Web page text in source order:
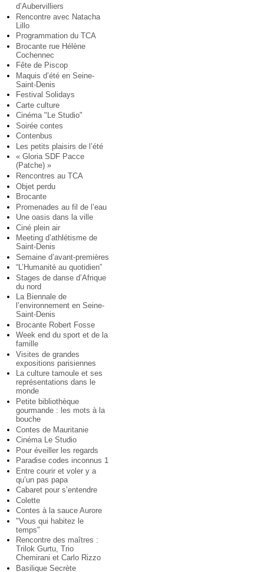
d’Aubervilliers
Rencontre avec Natacha
Lillo
Programmation du TCA
Brocante rue Hélène
Cochennec
Fête de Piscop
Maquis d’été en Seine-
Saint-Denis
Festival Solidays
Carte culture
Cinéma "Le Studio"
Soirée contes
Contenbus
Les petits plaisirs de l’été
« Gloria SDF Pacce
(Patche) »
Rencontres au TCA
Objet perdu
Brocante
Promenades au fil de l’eau
Une oasis dans la ville
Ciné plein air
Meeting d’athlétisme de
Saint-Denis
Semaine d’avant-premières
“L’Humanité au quotidien”
Stages de danse d’Afrique
du nord
La Biennale de
l’environnement en Seine-
Saint-Denis
Brocante Robert Fosse
Week end du sport et de la
famille
Visites de grandes
expositions parisiennes
La culture tamoule et ses
représentations dans le
monde
Petite bibliothèque
gourmande : les mots à la
bouche
Contes de Mauritanie
Cinéma Le Studio
Pour éveiller les regards
Paradise codes inconnus 1
Entre courir et voler y a
qu’un pas papa
Cabaret pour s’entendre
Colette
Contes à la sauce Aurore
"Vous qui habitez le
temps"
Rencontre des maîtres :
Trilok Gurtu, Trio
Chemirani et Carlo Rizzo
Basilique Secrète